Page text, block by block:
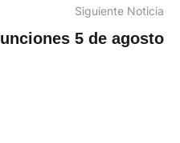
Daniel
Siguiente Noticia
5 de agosto